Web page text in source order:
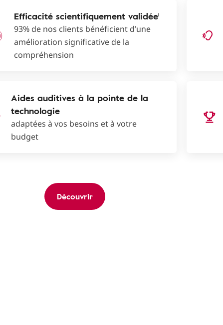
Efficacité scientifiquement validée¹
93% de nos clients bénéficient d’une
amélioration significative de la
compréhension
Aides auditives à la pointe de la
technologie
adaptées à vos besoins et à votre
budget
Découvrir